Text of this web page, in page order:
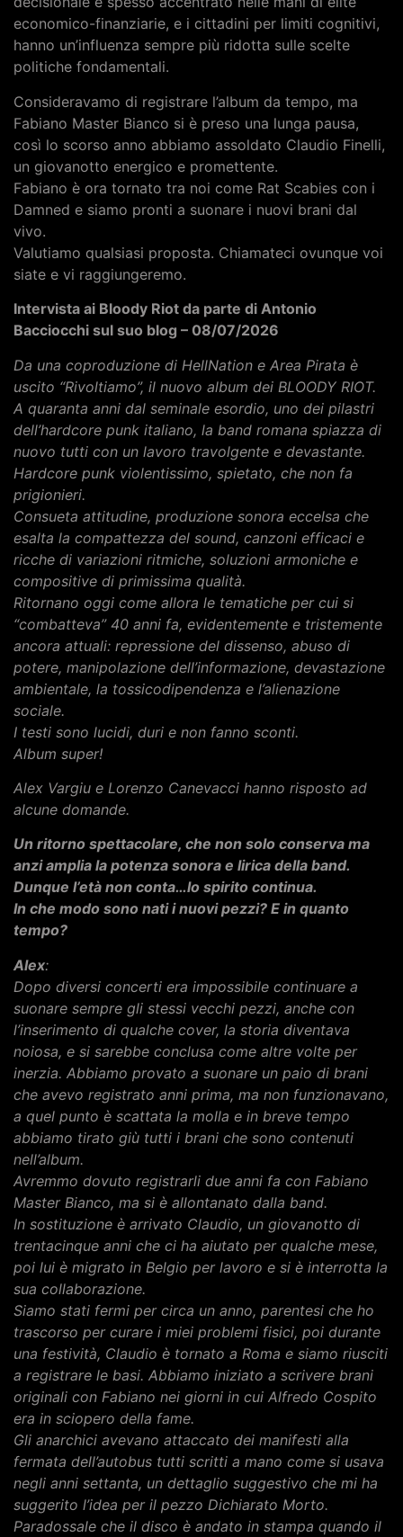
economico-finanziarie, e i cittadini per limiti cognitivi,
hanno un’influenza sempre più ridotta sulle scelte
politiche fondamentali.
Consideravamo di registrare l’album da tempo, ma
Fabiano Master Bianco si è preso una lunga pausa,
così lo scorso anno abbiamo assoldato Claudio Finelli,
un giovanotto energico e promettente.
Fabiano è ora tornato tra noi come Rat Scabies con i
Damned e siamo pronti a suonare i nuovi brani dal
vivo.
Valutiamo qualsiasi proposta. Chiamateci ovunque voi
siate e vi raggiungeremo.
Intervista ai Bloody Riot da parte di Antonio
Bacciocchi sul suo blog – 08/07/2026
Da una coproduzione di HellNation e Area Pirata è
uscito “Rivoltiamo”, il nuovo album dei BLOODY RIOT.
A quaranta anni dal seminale esordio, uno dei pilastri
dell’hardcore punk italiano, la band romana spiazza di
nuovo tutti con un lavoro travolgente e devastante.
Hardcore punk violentissimo, spietato, che non fa
prigionieri.
Consueta attitudine, produzione sonora eccelsa che
esalta la compattezza del sound, canzoni efficaci e
ricche di variazioni ritmiche, soluzioni armoniche e
compositive di primissima qualità.
Ritornano oggi come allora le tematiche per cui si
“combatteva” 40 anni fa, evidentemente e tristemente
ancora attuali: repressione del dissenso, abuso di
potere, manipolazione dell’informazione, devastazione
ambientale, la tossicodipendenza e l’alienazione
sociale.
I testi sono lucidi, duri e non fanno sconti.
Album super!
Alex Vargiu e Lorenzo Canevacci hanno risposto ad
alcune domande.
Un ritorno spettacolare, che non solo conserva ma
anzi amplia la potenza sonora e lirica della band.
Dunque l’età non conta…lo spirito continua.
In che modo sono nati i nuovi pezzi? E in quanto
tempo?
Alex:
Dopo diversi concerti era impossibile continuare a
suonare sempre gli stessi vecchi pezzi, anche con
l’inserimento di qualche cover, la storia diventava
noiosa, e si sarebbe conclusa come altre volte per
inerzia. Abbiamo provato a suonare un paio di brani
che avevo registrato anni prima, ma non funzionavano,
a quel punto è scattata la molla e in breve tempo
abbiamo tirato giù tutti i brani che sono contenuti
nell’album.
Avremmo dovuto registrarli due anni fa con Fabiano
Master Bianco, ma si è allontanato dalla band.
In sostituzione è arrivato Claudio, un giovanotto di
trentacinque anni che ci ha aiutato per qualche mese,
poi lui è migrato in Belgio per lavoro e si è interrotta la
sua collaborazione.
Siamo stati fermi per circa un anno, parentesi che ho
trascorso per curare i miei problemi fisici, poi durante
una festività, Claudio è tornato a Roma e siamo riusciti
a registrare le basi. Abbiamo iniziato a scrivere brani
originali con Fabiano nei giorni in cui Alfredo Cospito
era in sciopero della fame.
Gli anarchici avevano attaccato dei manifesti alla
fermata dell’autobus tutti scritti a mano come si usava
negli anni settanta, un dettaglio suggestivo che mi ha
suggerito l’idea per il pezzo Dichiarato Morto.
Paradossale che il disco è andato in stampa quando il